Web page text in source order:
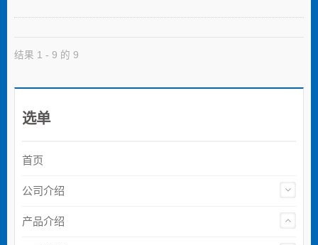
结果 1 - 9 的 9
选单
首页
公司介绍
产品介绍